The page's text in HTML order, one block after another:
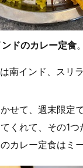
ドのカレー定食。
は南インド、スリ
せて、週末限定
くれて、その1つ
カレー定食はミー